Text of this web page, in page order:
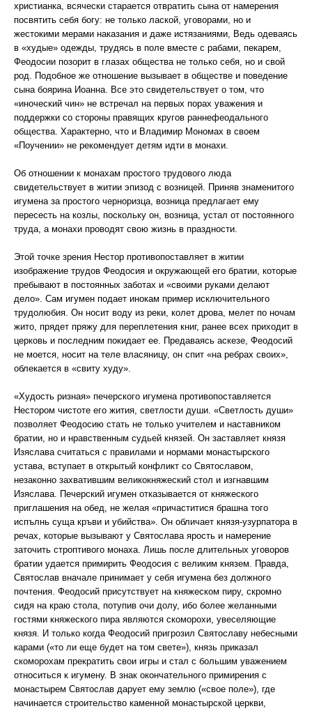
христианка, всячески старается отвратить сына от намерения
посвятить себя богу: не только лаской, уговорами, но и
жестокими мерами наказания и даже истязаниями, Ведь одеваясь
в «худые» одежды, трудясь в поле вместе с рабами, пекарем,
Феодосии позорит в глазах общества не только себя, но и свой
род. Подобное же отношение вызывает в обществе и поведение
сына боярина Иоанна. Все это свидетельствует о том, что
«иноческий чин» не встречал на первых порах уважения и
поддержки со стороны правящих кругов раннефеодального
общества. Характерно, что и Владимир Мономах в своем
«Поучении» не рекомендует детям идти в монахи.
Об отношении к монахам простого трудового люда
свидетельствует в житии эпизод с возницей. Приняв знаменитого
игумена за простого черноризца, возница предлагает ему
пересесть на козлы, поскольку он, возница, устал от постоянного
труда, а монахи проводят свою жизнь в праздности.
Этой точке зрения Нестор противопоставляет в житии
изображение трудов Феодосия и окружающей его братии, которые
пребывают в постоянных заботах и «своими руками делают
дело». Сам игумен подает инокам пример исключительного
трудолюбия. Он носит воду из реки, колет дрова, мелет по ночам
жито, прядет пряжу для переплетения книг, ранее всех приходит в
церковь и последним покидает ее. Предаваясь аскезе, Феодосий
не моется, носит на теле власяницу, он спит «на ребрах своих»,
облекается в «свиту худу».
«Худость ризная» печерского игумена противопоставляется
Нестором чистоте его жития, светлости души. «Светлость души»
позволяет Феодосию стать не только учителем и наставником
братии, но и нравственным судьей князей. Он заставляет князя
Изяслава считаться с правилами и нормами монастырского
устава, вступает в открытый конфликт со Святославом,
незаконно захватившим великокняжеский стол и изгнавшим
Изяслава. Печерский игумен отказывается от княжеского
приглашения на обед, не желая «причаститися брашна того
испълнь суща кръви и убийства». Он обличает князя-узурпатора в
речах, которые вызывают у Святослава ярость и намерение
заточить строптивого монаха. Лишь после длительных уговоров
братии удается примирить Феодосия с великим князем. Правда,
Святослав вначале принимает у себя игумена без должного
почтения. Феодосий присутствует на княжеском пиру, скромно
сидя на краю стола, потупив очи долу, ибо более желанными
гостями княжеского пира являются скоморохи, увеселяющие
князя. И только когда Феодосий пригрозил Святославу небесными
карами («то ли еще будет на том свете»), князь приказал
скоморохам прекратить свои игры и стал с большим уважением
относиться к игумену. В знак окончательного примирения с
монастырем Святослав дарует ему землю («свое поле»), где
начинается строительство каменной монастырской церкви,